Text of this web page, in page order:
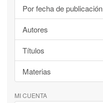
Por fecha de publicación
Autores
Títulos
Materias
MI CUENTA